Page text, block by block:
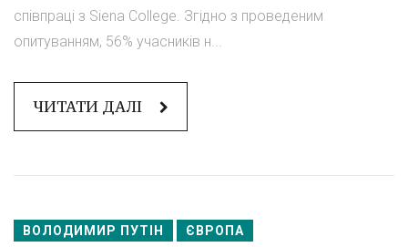
співпраці з Siena College. Згідно з проведеним
опитуванням, 56% учасників н...
ЧИТАТИ ДАЛІ
ВОЛОДИМИР ПУТІН ЄВРОПА